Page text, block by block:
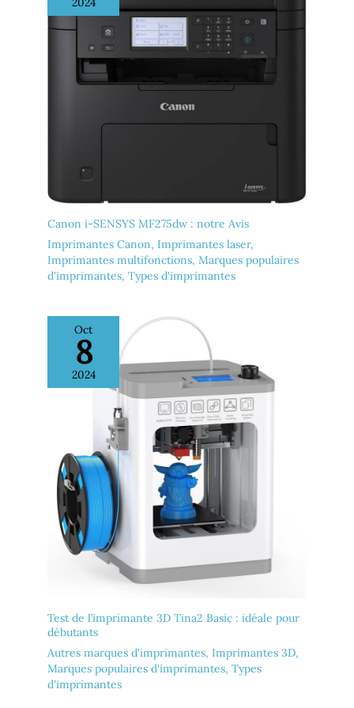
cette imprimante multifonction à votre installation
domestique ou professionnelle et imprimer depuis vos
appareils mobiles, tablettes et ordinateurs portables*
Technologie Zéro Chaleur - Grâce à la technologie Zéro
Chaleur Micro Piezo, vous bénéficiez d’une
consommation d’énergie réduite et vous avez besoin de
également préinstallée afin de simplifier l’installation de
votre imprimante *Voir les notes de bas de page 1 à 15
Canon i-SENSYS MF275dw : notre Avis
Imprimantes Canon, Imprimantes laser,
Imprimantes multifonctions, Marques populaires
d'imprimantes, Types d'imprimantes
Oct
8
2024
Test de l’imprimante 3D Tina2 Basic : idéale pour
débutants
Autres marques d'imprimantes, Imprimantes 3D,
Marques populaires d'imprimantes, Types
d'imprimantes